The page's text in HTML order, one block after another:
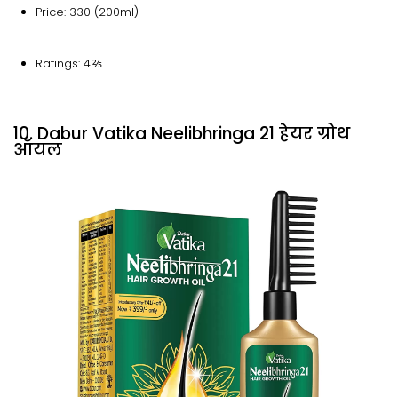
Price: 330 (200ml)
Ratings: 4.⅖
10. Dabur Vatika Neelibhringa 21 हेयर ग्रोथ
ऑयल